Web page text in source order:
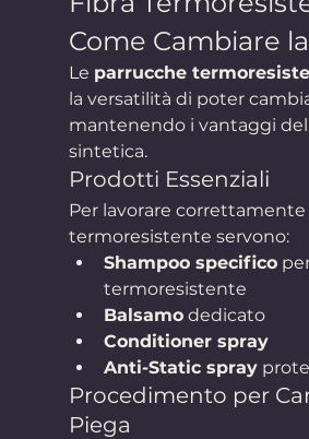
Come Cambiare
Le parrucche
la versatilità di poter
mantenendo i vantaggi
sintetica.
Prodotti Essenziali
Per lavorare correttamente
termoresistente servono:
Shampoo specifico
termoresistente
Balsamo dedicato
Conditioner spray
Anti-Static spray
Procedimento per
Piega